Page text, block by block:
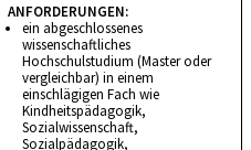
ANFORDERUNGEN:
ein abgeschlossenes
wissenschaftliches
Hochschulstudium (Master oder
vergleichbar) in einem
einschlägigen Fach wie
Kindheitspädagogik,
Sozialwissenschaft,
Sozialpädagogik,